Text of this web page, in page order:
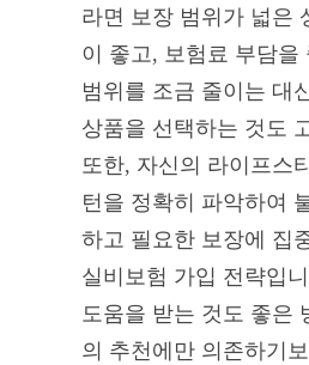
라면 보장 범위가 넓은
이 좋고, 보험료 부담을
범위를 조금 줄이는 대
상품을 선택하는 것도
또한, 자신의 라이프스
턴을 정확히 파악하여
하고 필요한 보장에 집
실비보험 가입 전략입
도움을 받는 것도 좋은
의 추천에만 의존하기